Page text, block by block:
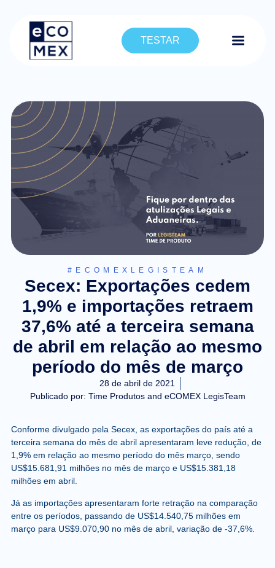
TESTAR
#ECOMEXLEGISTEAM
Secex: Exportações cedem
1,9% e importações retraem
37,6% até a terceira semana
de abril em relação ao mesmo
período do mês de março
28 de abril de 2021
Publicado por: Time Produtos and eCOMEX LegisTeam
Conforme divulgado pela Secex, as exportações do país até a
terceira semana do mês de abril apresentaram leve redução, de
1,9% em relação ao mesmo período do mês março, sendo
US$15.681,91 milhões no mês de março e US$15.381,18
milhões em abril.
Já as importações apresentaram forte retração na comparação
entre os períodos, passando de US$14.540,75 milhões em
março para US$9.070,90 no mês de abril, variação de -37,6%.